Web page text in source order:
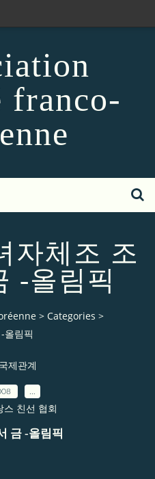
franco-
자체조 조
-올림픽
> Categories >
올림픽
제관계
스 친선 협회
금 -올림픽